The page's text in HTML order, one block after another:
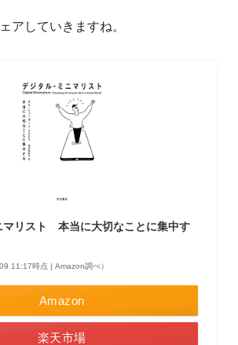
アしていきますね。
マリスト 本当に大切なことに集中す
11:17時点 | Amazon調べ）
Amazon
楽天市場